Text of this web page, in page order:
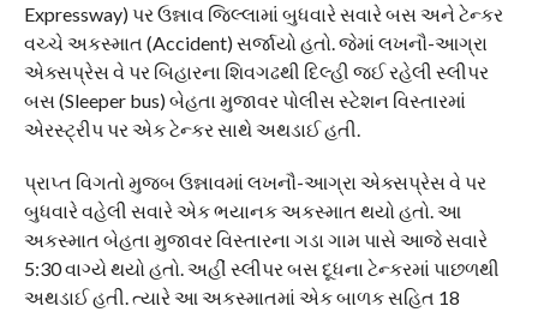
Expressway) પર ઉન્નાવ જિલ્લામાં બુધવારે સવારે બસ અને ટેન્કર
વચ્ચે અકસ્માત (Accident) સર્જાયો હતો. જેમાં લખનૌ-આગ્રા
એક્સપ્રેસ વે પર બિહારના શિવગઢથી દિલ્હી જઈ રહેલી સ્લીપર
બસ (Sleeper bus) બેહતા મુજાવર પોલીસ સ્ટેશન વિસ્તારમાં
એરસ્ટ્રીપ પર એક ટેન્કર સાથે અથડાઈ હતી.
પ્રાપ્ત વિગતો મુજબ ઉન્નાવમાં લખનૌ-આગ્રા એક્સપ્રેસ વે પર
બુધવારે વહેલી સવારે એક ભયાનક અકસ્માત થયો હતો. આ
અકસ્માત બેહતા મુજાવર વિસ્તારના ગડા ગામ પાસે આજે સવારે
5:30 વાગ્યે થયો હતો. અહીં સ્લીપર બસ દૂધના ટેન્કરમાં પાછળથી
અથડાઈ હતી. ત્યારે આ અકસ્માતમાં એક બાળક સહિત 18